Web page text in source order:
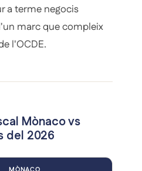
a terme negocis
marc que compleix
l'OCDE.
Mònaco vs
del 2026